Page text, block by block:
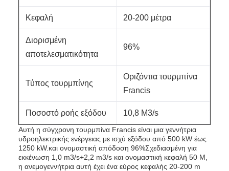
Κεφαλή 20-200 μέτρα
Διορισμένη
αποτελεσματικότητα
96%
Τύπος τουρμπίνης
Οριζόντια τουρμπίνα
Francis
Ποσοστό ροής εξόδου 10,8 M3/s
Αυτή η σύγχρονη τουρμπίνα Francis είναι μια γεννήτρια
υδροηλεκτρικής ενέργειας με ισχύ εξόδου από 500 kW έως
1250 kW.και ονομαστική απόδοση 96%Σχεδιασμένη για
εκκένωση 1,0 m3/s+2,2 m3/s και ονομαστική κεφαλή 50 M,
η ανεμογεννήτρια αυτή έχει ένα εύρος κεφαλής 20-200 m